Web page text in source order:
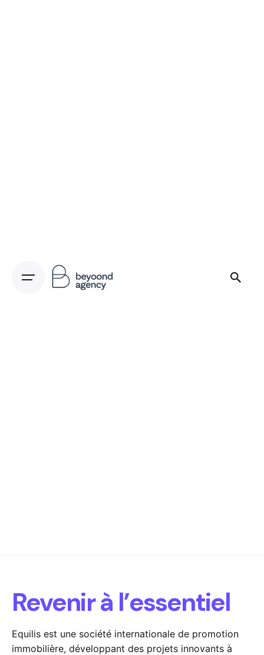
Revenir à l’essentiel
Equilis est une société internationale de promotion
immobilière, développant des projets innovants à